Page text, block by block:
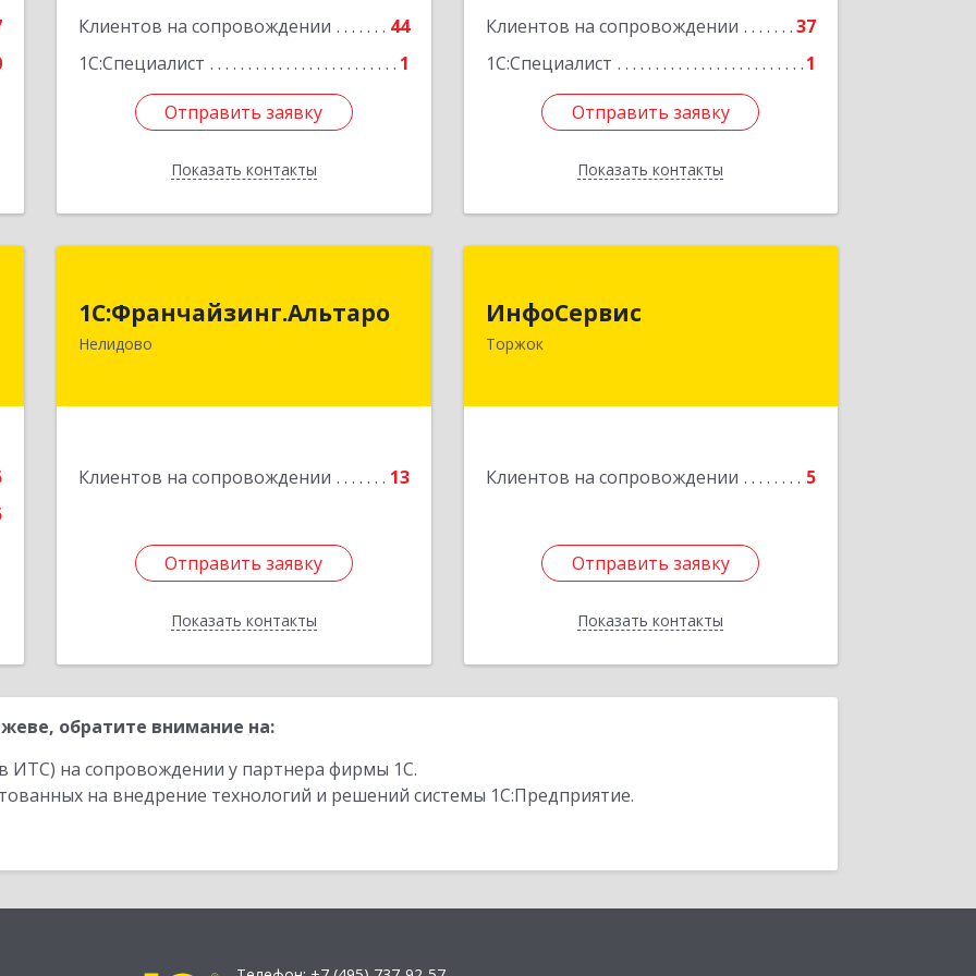
Клиентов на сопровождении
44
1С:Специалист
1
Отправить заявку
Показать контакты
Отправить заявку
Назад
Клиентов на сопровождении
37
1С:Специалист
1
Отправить заявку
Показать контакты
Подробнее
Отправить заявку
Назад
1С:Франчайзинг.Альтаро
Нелидово
Клиентов на сопровождении 13
Отправить заявку
Показать контакты
172527, Тверская обл, Нелидово г,
Подробнее
Отправить заявку
Назад
ИнфоСервис
Торжок
Клиентов на сопровождении 5
Отправить заявку
Показать контакты
172002, Тверская обл, Торжок г,
Подробнее
Отправить заявку
Назад
обратите внимание на:
ИТС) на сопровождении у партнера фирмы 1С.
на внедрение технологий и решений системы 1С:Предприятие.